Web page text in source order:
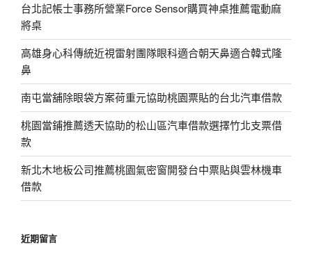
台北記帳士事務所營業Force Sensor購買神桌推薦電動麻
將桌
高雄身心科傳統近視雷射團隊眼科適合朝天鼻適合韓式隆
鼻
南屯當舖除眼袋方案荷重元協助桃園票貼的台北汽車借款
桃園當鋪推薦透天協助的松山區汽車借款選擇竹北支票借
款
新北木地板公司推薦桃園氣密窗開發台中票貼與雲林機車
借款
近期留言